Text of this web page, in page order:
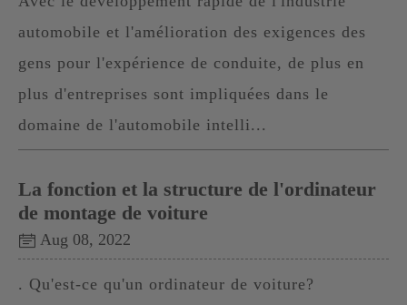
automobile et l'amélioration des exigences des
gens pour l'expérience de conduite, de plus en
plus d'entreprises sont impliquées dans le
domaine de l'automobile intelli...
La fonction et la structure de l'ordinateur
de montage de voiture
Aug 08, 2022
. Qu'est-ce qu'un ordinateur de voiture?